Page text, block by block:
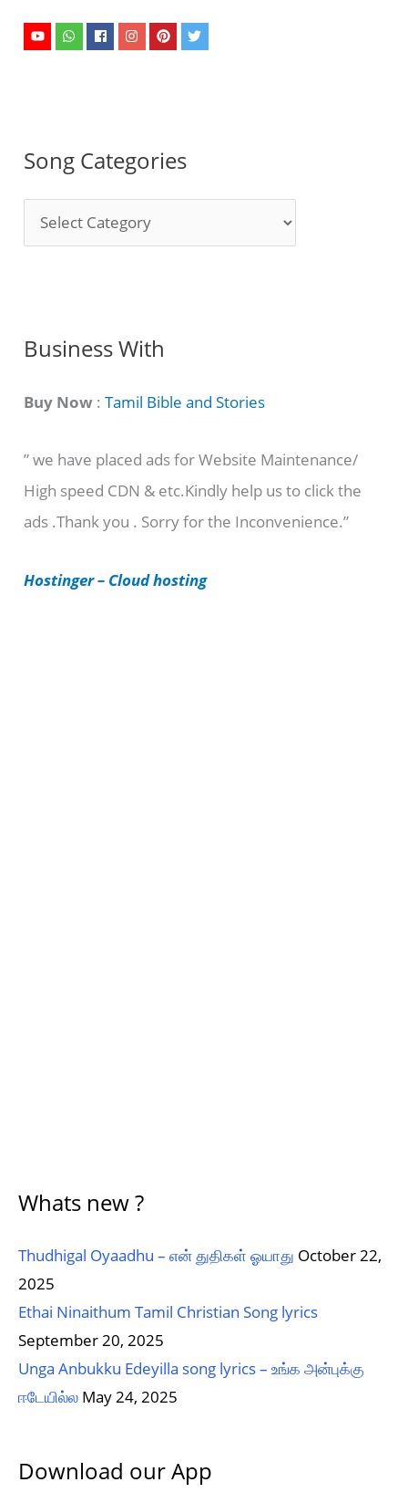
Song Categories
o
C
t
g
o
r
e
Business With
Buy Now :Tamil Bible and Stories
” we have placed ads for Website Maintenance/
High speed CDN & etc.Kindly help us to click the
ads .Thank you . Sorry for the Inconvenience.”
Hostinger – Cloud hosting
Whats new ?
Thudhigal Oyaadhu – என் துதிகள் ஓயாது October 22,
2025
Ethai Ninaithum Tamil Christian Song lyrics
September 20, 2025
Unga Anbukku Edeyilla song lyrics – உங்க அன்புக்கு
ஈடேயில்ல May 24, 2025
Download our App